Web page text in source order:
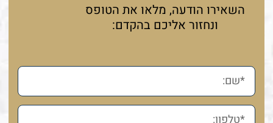
השאירו הודעה, מלאו את הטופס
ונחזור אליכם בהקדם: